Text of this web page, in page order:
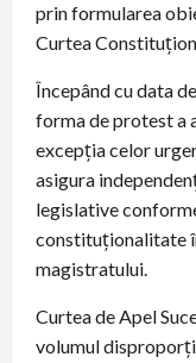
prin formularea
Curtea
Începând cu data
forma de protest a
excepția celor
asigura
legislative
constituționalitate
magistratului.
Curtea de Apel
volumul